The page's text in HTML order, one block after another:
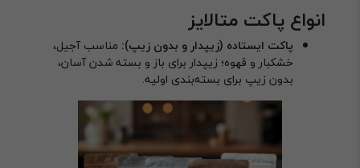
انواع پاکت متالایز
پاکت ایستاده (زیپدار و بدون زیپ): مناسب آجیل،
خشکبار و قهوه؛ زیپدار برای باز و بسته شدن آسان،
بدون زیپ برای بسته‌بندی اولیه.